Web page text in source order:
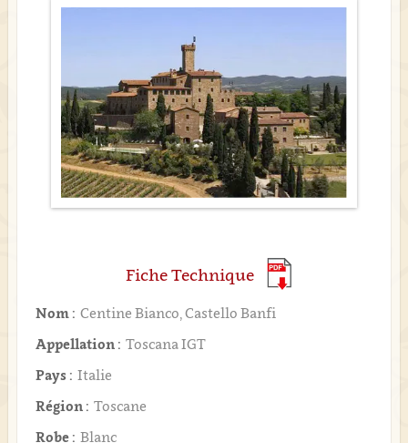
Fiche Technique
Nom : Centine Bianco, Castello Banfi
Appellation : Toscana IGT
Pays : Italie
Région : Toscane
Robe : Blanc